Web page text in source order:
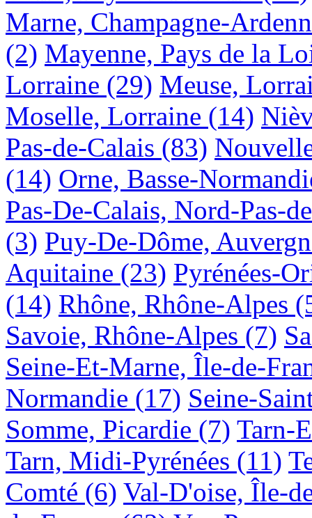
Marne, Champagne-
(2) Mayenne, Pays de la
Lorraine (29) Meuse,
Moselle, Lorraine (14)
Pas-de-Calais (83)
(14) Orne, Basse-
Pas-De-Calais, Nord-Pas-
(3) Puy-De-Dôme,
Aquitaine (23) Pyrénées-
(14) Rhône, Rhône-Alpes
Savoie, Rhône-Alpes (7)
Seine-Et-Marne, Île-de-
Normandie (17) Seine-
Somme, Picardie (7) Tarn-
Tarn, Midi-Pyrénées (11)
Comté (6) Val-D'oise, Île-